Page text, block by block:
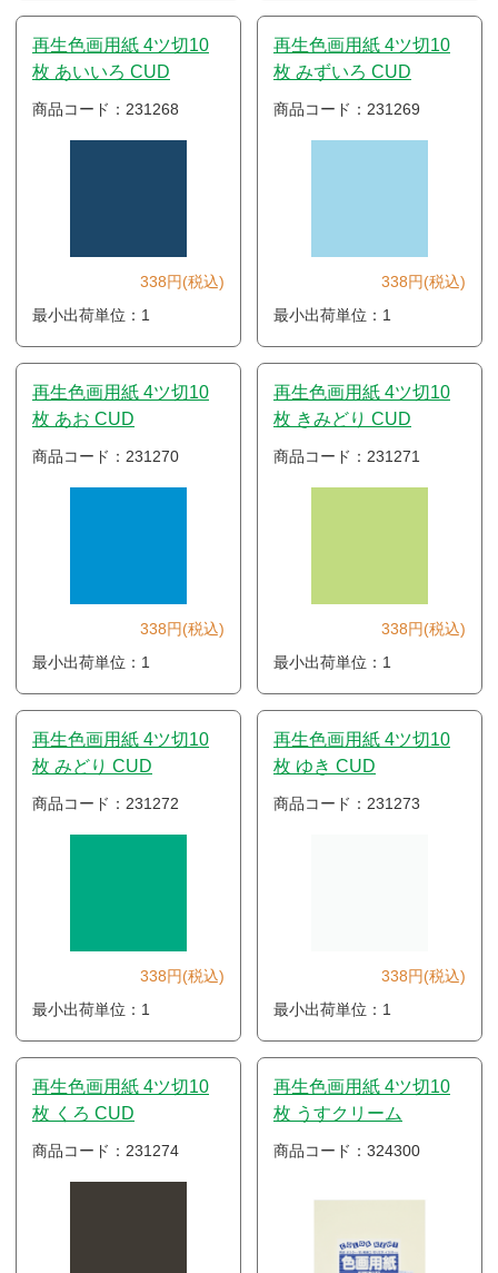
再生色画用紙 4ツ切10
枚 あいいろ CUD
商品コード：231268
338円(税込)
最小出荷単位：1
再生色画用紙 4ツ切10
枚 みずいろ CUD
商品コード：231269
338円(税込)
最小出荷単位：1
再生色画用紙 4ツ切10
枚 あお CUD
商品コード：231270
338円(税込)
最小出荷単位：1
再生色画用紙 4ツ切10
枚 きみどり CUD
商品コード：231271
338円(税込)
最小出荷単位：1
再生色画用紙 4ツ切10
枚 みどり CUD
商品コード：231272
338円(税込)
最小出荷単位：1
再生色画用紙 4ツ切10
枚 ゆき CUD
商品コード：231273
338円(税込)
最小出荷単位：1
再生色画用紙 4ツ切10
枚 くろ CUD
商品コード：231274
再生色画用紙 4ツ切10
枚 うすクリーム
商品コード：324300